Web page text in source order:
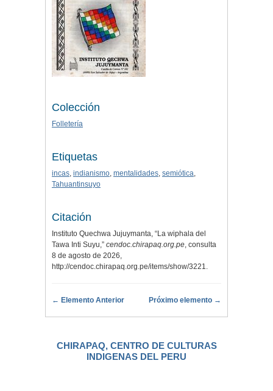
Colección
Folletería
Etiquetas
incas, indianismo, mentalidades, semiótica,
Tahuantinsuyo
Citación
Instituto Quechwa Jujuymanta, “La wiphala del
Tawa Inti Suyu,” cendoc.chirapaq.org.pe, consulta
8 de agosto de 2026,
http://cendoc.chirapaq.org.pe/items/show/3221.
← Elemento Anterior Próximo elemento →
CHIRAPAQ, CENTRO DE CULTURAS
INDIGENAS DEL PERU